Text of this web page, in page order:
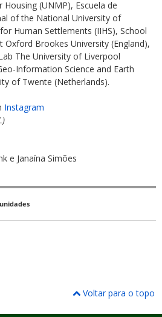
(UNMP), Escuela de
of the National University of
Human Settlements (IIHS), School
Brookes University (England),
The University of Liverpool
Information Science and Earth
of Twente (Netherlands).
Instagram
e Janaína Simões
Voltar para o topo